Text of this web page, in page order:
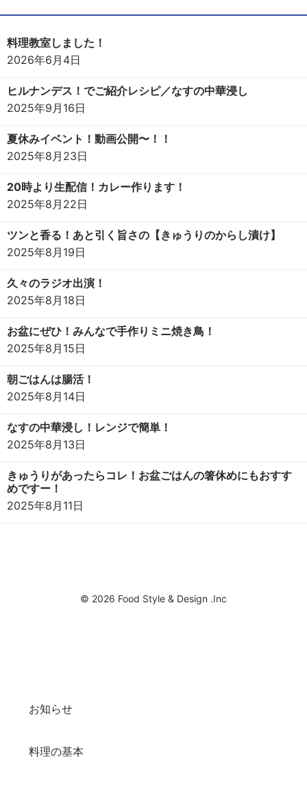
料理教室しました！
2026年6月4日
ヒルナンデス！でご紹介レシピ／なすの中華浸し
2025年9月16日
夏休みイベント！動画公開〜！！
2025年8月23日
20時より生配信！カレー作ります！
2025年8月22日
ツンと香る！あと引く旨さの【きゅうりのからし漬け】
2025年8月19日
久々のラジオ出演！
2025年8月18日
お盆にぜひ！みんなで手作りミニ焼き鳥！
2025年8月15日
朝ごはんは腸活！
2025年8月14日
なすの中華浸し！レンジで簡単！
2025年8月13日
きゅうりがあったらコレ！お盆ごはんの箸休めにもおすす
めですー！
2025年8月11日
© 2026 Food Style & Design .Inc
お知らせ
料理の基本